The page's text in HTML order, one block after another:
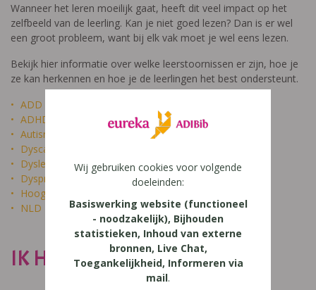
Wanneer het leren moeilijk gaat, heeft dit veel impact op het
zelfbeeld van de leerling. Kan je niet goed lezen? Dan is er wel
een groot probleem, want bij elk vak moet je wel eens lezen.
Bekijk hier informatie over welke leerstoornissen er zijn, hoe je
ze kan herkennen en hoe je de leerlingen het best ondersteunt.
ADD
ADHD
Autisme
Dyscalculie
Dyslexie
Dyspraxie
Hoogbegaafdheid
NLD
IK HEET NIET DOM
Wij gebruiken cookies voor volgende
doeleinden:
Basiswerking website (functioneel
- noodzakelijk), Bijhouden
statistieken, Inhoud van externe
bronnen, Live Chat,
Toegankelijkheid, Informeren via
mail.